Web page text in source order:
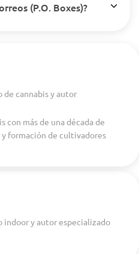
(P.O. Boxes)?
cannabis y autor
con más de una década de
formación de cultivadores
indoor y autor especializado